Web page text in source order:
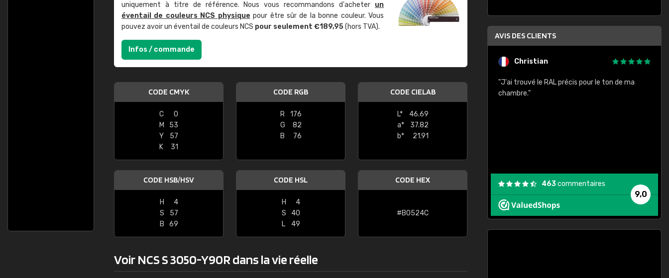
uniquement à titre de référence. Nous vous recommandons d'acheter un
éventail de couleurs NCS physique pour être sûr de la bonne couleur. Vous
pouvez avoir un éventail de couleurs NCS pour seulement €189,95(hors TVA).
Infos / commande
CODE CMYK
C
0
M
53
Y
57
K
31
CODE RGB
R
176
G
82
B
76
CODE CIELAB
L*
46.69
a*
37.82
b*
21.91
CODE HSB/HSV
H
4
S
57
B
69
CODE HSL
H
4
S
40
L
49
CODE HEX
#B0524C
Voir NCS S 3050-Y90R dans la vie réelle
AVIS DES CLIENTS
"Le site ne permet pas de voir clairement quels
sont les produits disponibles. Il y a plusieurs
palettes de couleurs: Classic, Design, etc. On ne
comprend pas qui est quoi. La livraison s'est
bien passé et le produit reçu me convient."
Christian
"J'ai trouvé le RAL précis pour le ton de ma
chambre."
9,0
463commentaires